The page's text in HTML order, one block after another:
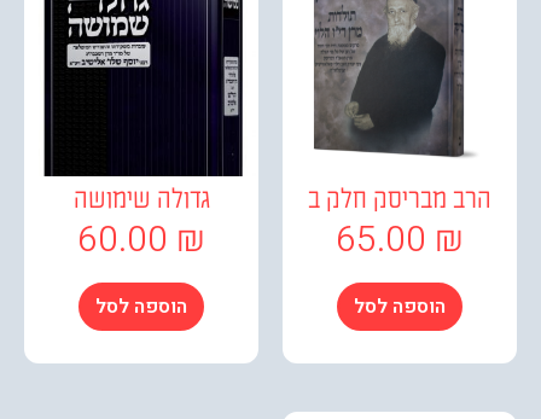
מבריסק חלק ב
65.00
הוספה לסל
גדולה שימושה
60.00
הוספה לסל